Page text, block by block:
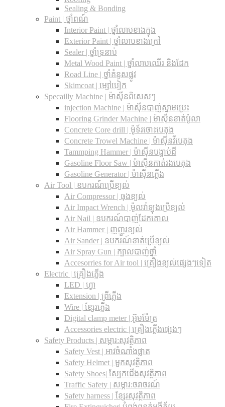
Sealing & Bonding
Paint | ថ្នាំពណ៍
Interior Paint | ថ្នាំលាបខាងក្នុង
Exterior Paint | ថ្នាំលាបខាងក្រៅ
Sealer | ថ្នាំទ្រនាប់
Metal Wood Paint | ថ្នាំលាបឈើរ និងដែក
Road Line | ថ្នាំគំនូសផ្លូវ
Skimcoat | ម្សៅបៀក
Specailly Machine | ម៉ាស៊ីនពិសេសៗ
injection Machine | ម៉ាស៊ីនបាញ់ស្នាមប្រេះ
Flooring Grinder Machine | ម៉ាស៊ីនខាត់ប៉ូលា
Concrete Core drill | ម៉ូទ័រចោះបេតុង
Concrete Trowel Machine | ម៉ាស៊ីនវីបេតុង
Tammping Hammer | ម៉ាស៊ីនបង្ហាប់ដី
Gasoline Floor Saw | ម៉ាស៊ីនកាត់រងបេតុង
Gasoline Generator | ម៉ាស៊ីនភ្លើង
Air Tool | ឧបករណ៍ប្រើខ្យល់
Air Compressor | ធុងខ្យល់
Air Impact Wrench | ម៉ូលវ៉ាឡុងប្រើខ្យល់
Air Nail | ឧបករណ៍បាញ់ដែកគោល
Air Hammer | ញញួរខ្យល់
Air Sander | ឧបករណ៍ខាត់ប្រើខ្យល់
Air Spray Gun | ក្បាលបាញ់ថ្នាំ
Accesorries for Air tool | គ្រឿងខ្យល់ផ្សេងៗទៀត
Electric | គ្រឿងភ្លើង
LED | ហ្វា
Extension | ព្រីភ្លើង
Wire | ខ្សែរភ្លើង
Digital clamp meter | អ៊ូមម៉ែត្រ
Accessories electric | គ្រឿងភ្លើងផ្សេងៗ
Safety Products | សម្ភារ:សុវត្ថិភាព
Safety Vest | អាវចំណាំងផ្លាត
Safety Helmet | មួកសុវត្ថិភាព
Safety Shoes| ស្បែកជើងសុវត្ថិភាព
Traffic Safety​ | សម្ភារ:ចរាចរណ៍
Safety harness | ខ្សែរសុវត្ថិភាព